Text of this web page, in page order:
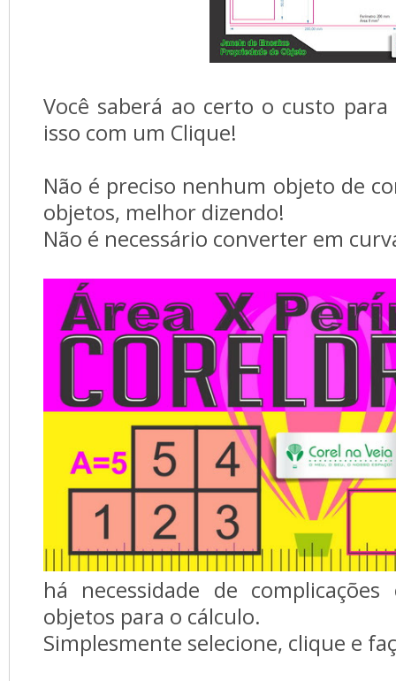
Você saberá ao certo o custo
isso com um Clique!
Não é preciso nenhum objeto de
objetos, melhor dizendo!
Não é necessário converter em
há necessidade de
objetos para o cálculo.
Simplesmente selecione, clique e